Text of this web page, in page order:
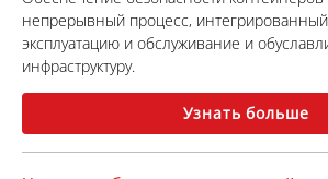
непрерывный процесс, интегрированный
эксплуатацию и обслуживание и
инфраструктуру.
Узнать больше